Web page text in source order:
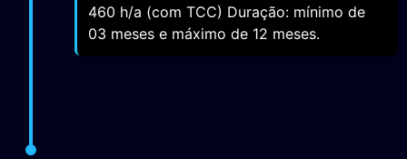
460 h/a (com TCC) Duração: mínimo de
03 meses e máximo de 12 meses.